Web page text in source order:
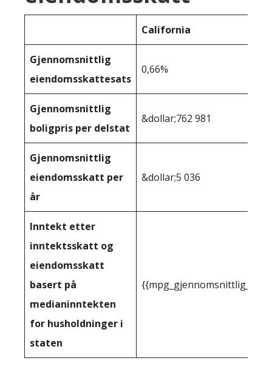
California
Gjennomsnittlig
eiendomsskattesats
0,66%
Gjennomsnittlig
boligpris per delstat
&dollar;762 981
Gjennomsnittlig
eiendomsskatt per
år
&dollar;5 036
Inntekt etter
inntektsskatt og
eiendomsskatt
basert på
medianinntekten
for husholdninger i
staten